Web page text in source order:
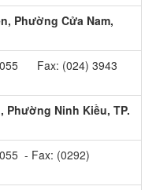
Phường Cửa Nam,
Fax: (024) 3943
Phường Ninh Kiều, TP.
- Fax: (0292)